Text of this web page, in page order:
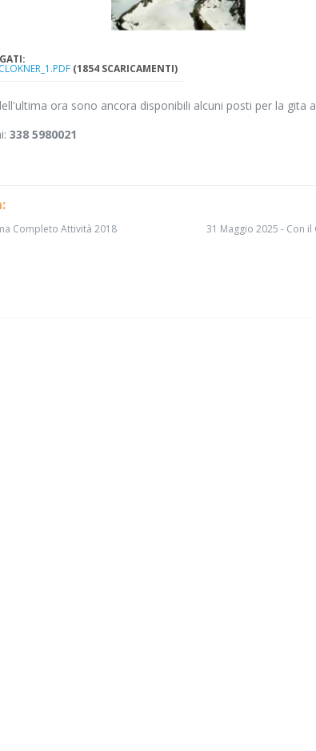
(1854 SCARICAMENTI)
ora sono ancora disponibili alcuni posti per la gita
338 5980021
Completo Attività 2018 31 Maggio 2025 - Con